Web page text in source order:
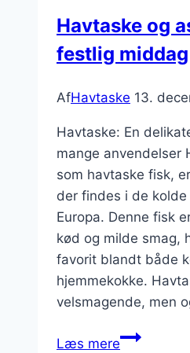
Havtaske og
festlig middag
AfHavtaske 13.
Havtaske: En
mange anvendelser
som havtaske fisk,
der findes i de
Europa. Denne fisk
kød og milde smag,
favorit blandt både
hjemmekokke.
velsmagende, men
Læs mereHavtaske